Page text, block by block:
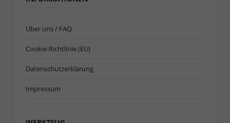
Über uns / FAQ
Cookie-Richtlinie (EU)
Datenschutzerklärung
Impressum